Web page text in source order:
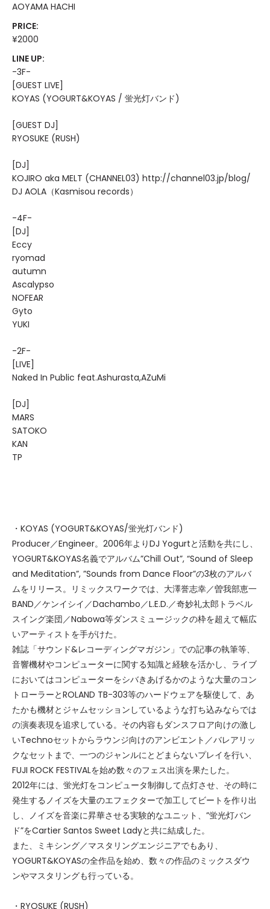
AOYAMA HACHI
PRICE:
¥2000
LINE UP:
-3F-
[GUEST LIVE]
KOYAS (YOGURT&KOYAS / 蛍光灯バンド)
[GUEST DJ]
RYOSUKE (RUSH)
[DJ]
KOJIRO aka MELT (CHANNEL03) http://channel03.jp/blog/
DJ AOLA（Kasmisou records）
-4F-
[DJ]
Eccy
ryomad
autumn
Ascalypso
NOFEAR
Gyto
YUKI
-2F-
[LIVE]
Naked In Public feat.Ashurasta,AZuMi
[DJ]
MARS
SATOKO
KAN
TP
・KOYAS (YOGURT&KOYAS/蛍光灯バンド)
Producer／Engineer。2006年よりDJ Yogurtと活動を共にし、
YOGURT&KOYAS名義でアルバム”Chill Out”, “Sound of Sleep
and Meditation”, ”Sounds from Dance Floor”の3枚のアルバ
ムをリリース。リミックスワークでは、大澤誉志幸／曽我部恵一
BAND／ケンイシイ／Dachambo／L.E.D.／奇妙礼太郎トラベル
スイング楽団／Nabowa等ダンスミュージックの枠を超えて幅広
いアーティストを手がけた。
雑誌「サウンド&レコーディングマガジン」での記事の執筆等、
音響機材やコンピューターに関する知識と経験を活かし、ライブ
においてはコンピューターをシバきあげるかのような大量のコン
トローラーとROLAND TB-303等のハードウェアを駆使して、あ
たかも機材とジャムセッションしているような打ち込みならでは
の演奏表現を追求している。その内容もダンスフロア向けの激し
いTechnoセットからラウンジ向けのアンビエント／バレアリッ
クなセットまで、一つのジャンルにとどまらないプレイを行い、
FUJI ROCK FESTIVALを始め数々のフェス出演を果たした。
2012年には、蛍光灯をコンピュータ制御して点灯させ、その時に
発生するノイズを大量のエフェクターで加工してビートを作り出
し、ノイズを音楽に昇華させる実験的なユニット、”蛍光灯バン
ド”をCartier Santos Sweet Ladyと共に結成した。
また、ミキシング／マスタリングエンジニアでもあり、
YOGURT&KOYASの全作品を始め、数々の作品のミックスダウ
ンやマスタリングも行っている。
・RYOSUKE (RUSH)